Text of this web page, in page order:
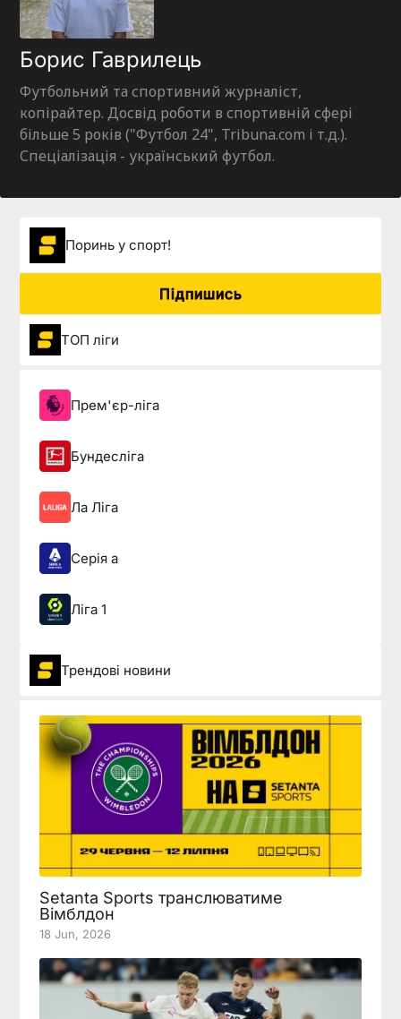
Борис Гаврилець
Футбольний та спортивний журналіст,
копірайтер. Досвід роботи в спортивній сфері
більше 5 років ("Футбол 24", Tribuna.com і т.д.).
Спеціалізація - український футбол.
Поринь у спорт!
Підпишись
ТОП ліги
Прем'єр-ліга
Бундесліга
Ла Ліга
Серія а
Ліга 1
Трендові новини
Setanta Sports транслюватиме
Вімблдон
18 Jun, 2026